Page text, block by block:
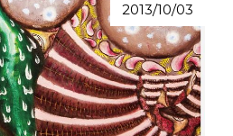
2013/10/03